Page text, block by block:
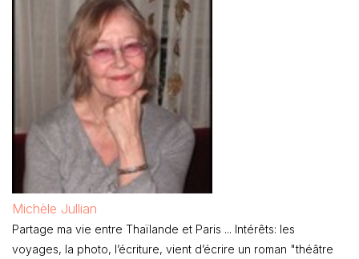
Michèle Jullian
Partage ma vie entre Thaïlande et Paris ... Intérêts: les
voyages, la photo, l’écriture, vient d’écrire un roman "théâtre